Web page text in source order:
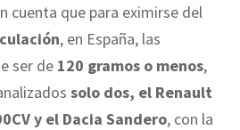
cuenta que para eximirse del
, en España, las
ser de 120 gramos o menos,
solo dos, el Renault
y el Dacia Sandero, con la